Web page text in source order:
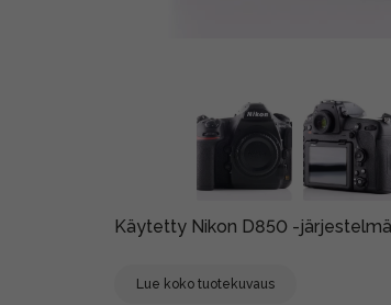
Käytetty Nikon D850 -
Lue koko tuotekuvaus